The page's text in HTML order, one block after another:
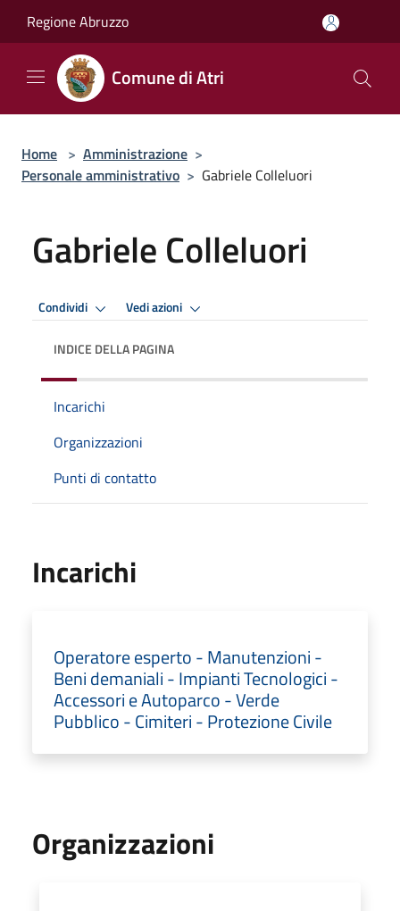
Regione Abruzzo
Comune di Atri
Home > Amministrazione >
Personale amministrativo > Gabriele Colleluori
Gabriele Colleluori
Condividi Vedi azioni
INDICE DELLA PAGINA
Incarichi
Organizzazioni
Punti di contatto
Incarichi
Operatore esperto - Manutenzioni -
Beni demaniali - Impianti Tecnologici -
Accessori e Autoparco - Verde
Pubblico - Cimiteri - Protezione Civile
Organizzazioni